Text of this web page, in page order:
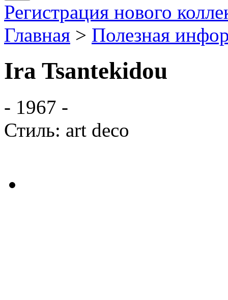
Регистрация нового
Главная > Полезная
Ira Tsantekidou
- 1967 -
Стиль: art deco